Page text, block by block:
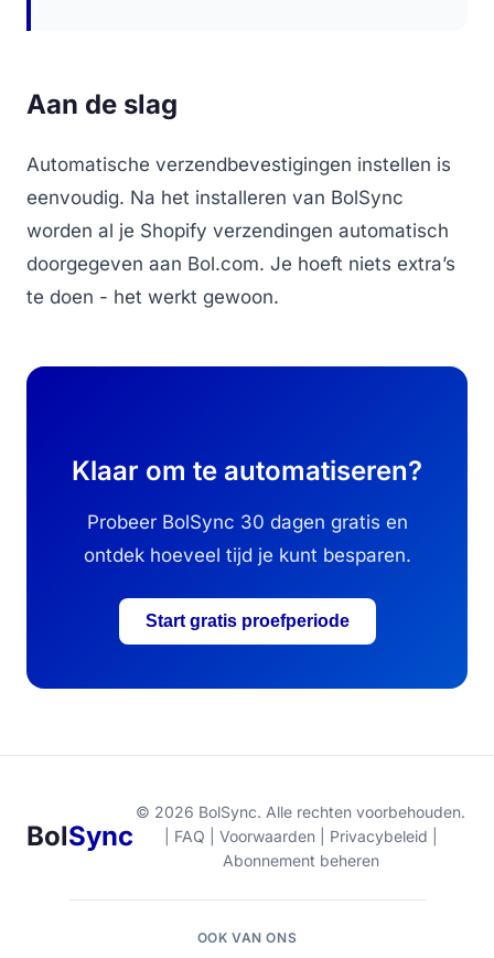
Aan de slag
Automatische verzendbevestigingen instellen is
eenvoudig. Na het installeren van BolSync
worden al je Shopify verzendingen automatisch
doorgegeven aan Bol.com. Je hoeft niets extra’s
te doen - het werkt gewoon.
Klaar om te automatiseren?
Probeer BolSync 30 dagen gratis en
ontdek hoeveel tijd je kunt besparen.
Start gratis proefperiode
BolSync
© 2026 BolSync. Alle rechten voorbehouden.
FAQ Voorwaarden| Privacybeleid
Abonnement beheren
OOK VAN ONS